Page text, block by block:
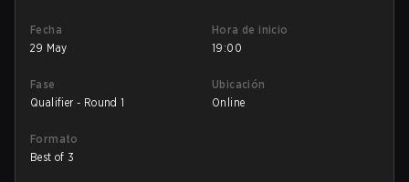
Fecha
29 May
Hora de inicio
19:00
Fase
Qualifier - Round 1
Ubicación
Online
Formato
Best of 3